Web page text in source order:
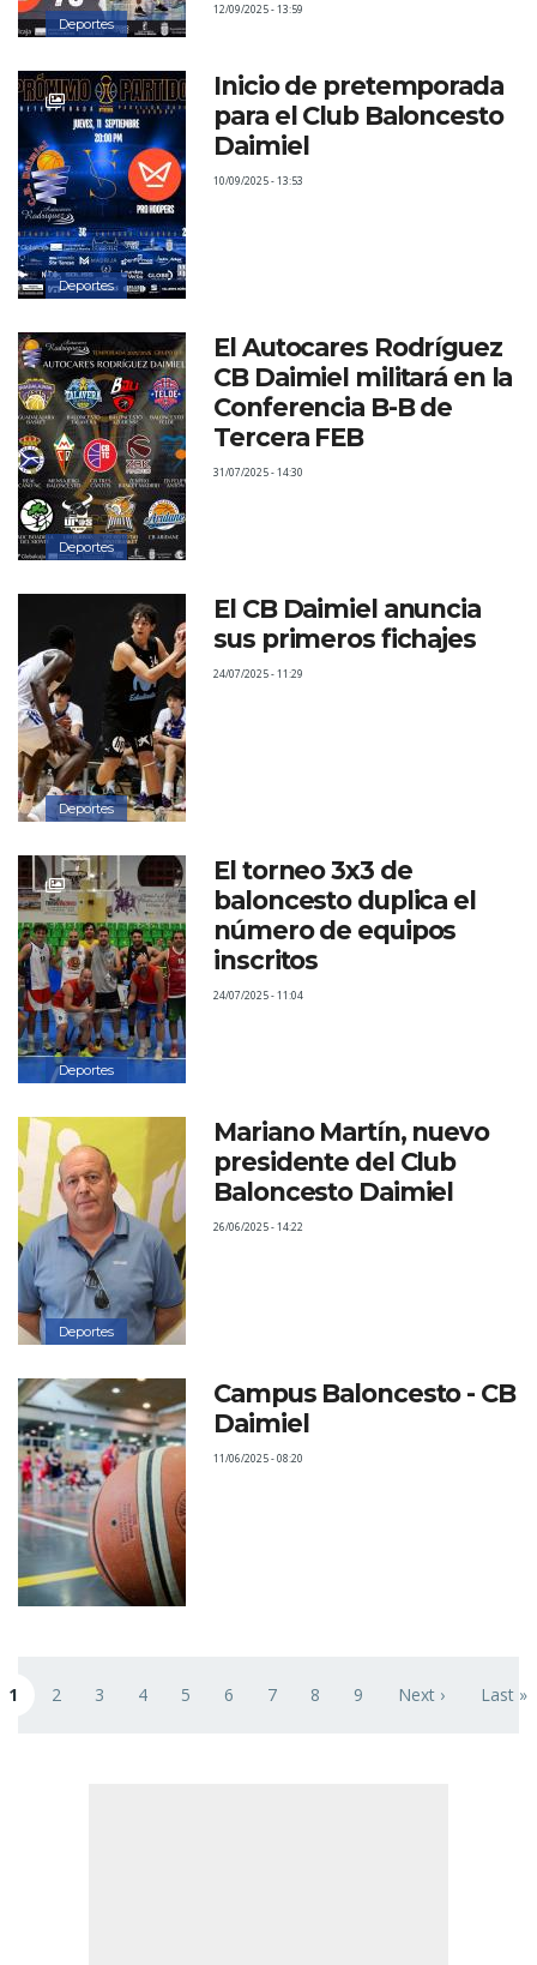
Deportes
12/09/2025 - 13:59
Deportes
Inicio de pretemporada
para el Club Baloncesto
Daimiel
10/09/2025 - 13:53
Deportes
El Autocares Rodríguez
CB Daimiel militará en la
Conferencia B-B de
Tercera FEB
31/07/2025 - 14:30
Deportes
El CB Daimiel anuncia
sus primeros fichajes
24/07/2025 - 11:29
Deportes
El torneo 3x3 de
baloncesto duplica el
número de equipos
inscritos
24/07/2025 - 11:04
Deportes
Mariano Martín, nuevo
presidente del Club
Baloncesto Daimiel
26/06/2025 - 14:22
Campus Baloncesto - CB
Daimiel
11/06/2025 - 08:20
actual
1 Page
2 Page
3 Page
4 Page
5 Page
6 Page
7 Page
8 Page
9 Siguiente página
Next › Última
Last »